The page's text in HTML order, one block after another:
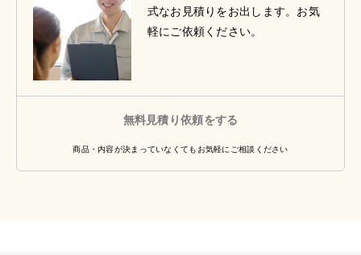
式なお見積りをお出します。お気
軽にご依頼ください。
無料見積り依頼をする
商品・内容が決まっていなくてもお気軽にご相談ください